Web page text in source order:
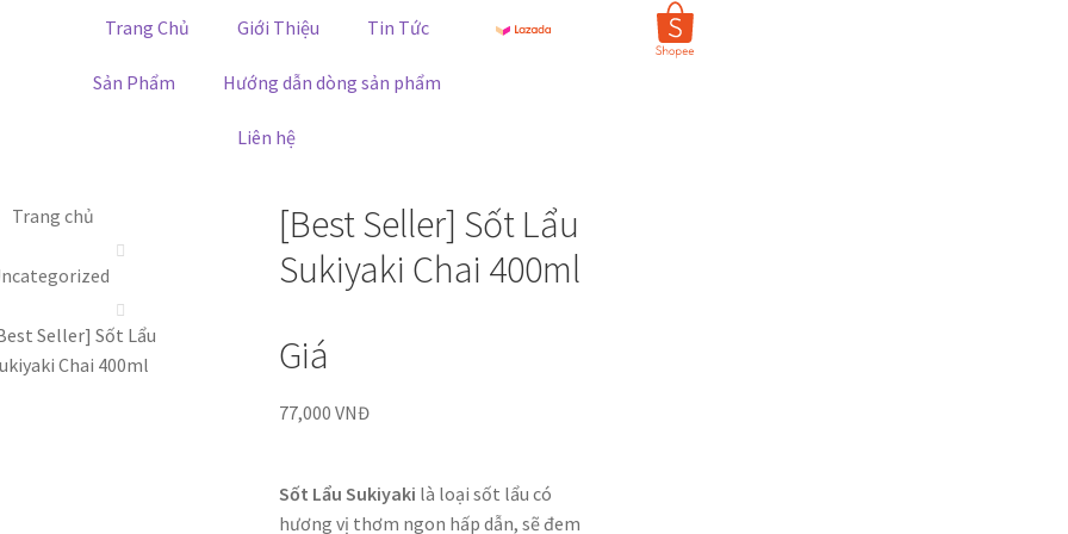
Trang Chủ Giới Thiệu Tin Tức
Sản Phẩm Hướng dẫn dòng sản phẩm
Liên hệ
Trang chủ
Seller] Sốt Lẩu
Chai 400ml
[Best Seller] Sốt Lẩu
Sukiyaki Chai 400ml
Giá
77,000 VNĐ
Sốt Lẩu Sukiyaki là loại sốt lẩu có
hương vị thơm ngon hấp dẫn, sẽ đem